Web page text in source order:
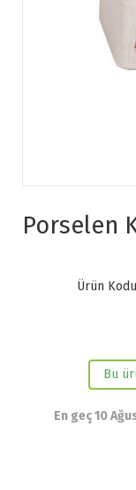
Porselen
Ürün
Bu
En geç 10